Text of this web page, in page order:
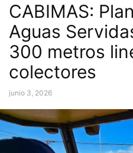
CABIMAS:
Aguas
300 metros
colectores
junio 3, 2026